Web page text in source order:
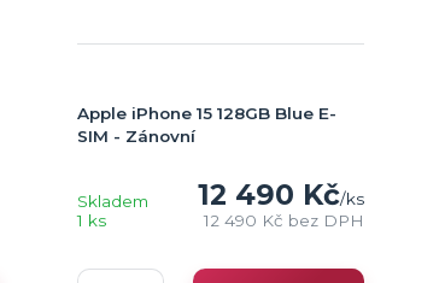
Apple iPhone 15 128GB Blue E-
SIM - Zánovní
12 490 Kč/ks
12 490 Kč bez DPH
Skladem
1 ks